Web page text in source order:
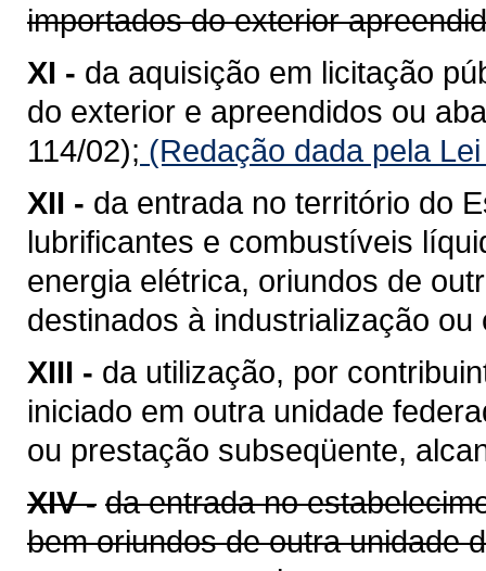
importados do exterior
XI - da aquisição em licitação
do exterior e apreendidos ou
114/02); (Redação dada pela
XII - da entrada no território do
lubrificantes e combustíveis
energia elétrica, oriundos de
destinados à industrialização
XIII - da utilização, por
iniciado em outra unidade
ou prestação subseqüente,
XIV - da entrada no
bem oriundos de outra unidade